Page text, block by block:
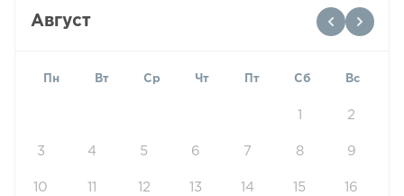
Август
Пн Вт Ср Чт Пт Сб Вс
1 2
3 4 5 6 7 8 9
10 11 12 13 14 15 16